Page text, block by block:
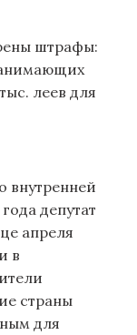
штрафы:
леев для
внутренней
депутат
апреля
в
страны
для